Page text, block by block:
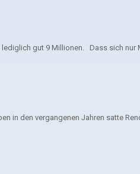
gut 9 Millionen. Dass sich nur
in den vergangenen Jahren satte